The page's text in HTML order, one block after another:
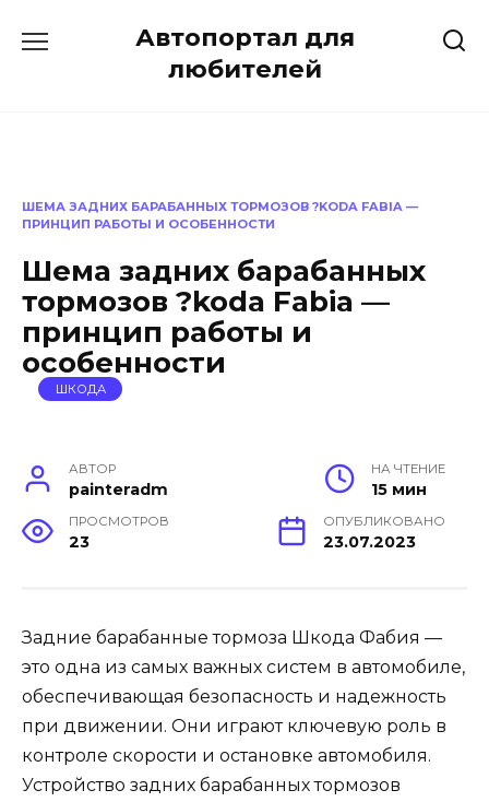
Автопортал для
любителей
ШЕМА ЗАДНИХ БАРАБАННЫХ ТОРМОЗОВ ?KODA FABIA —
ПРИНЦИП РАБОТЫ И ОСОБЕННОСТИ
Шема задних барабанных
тормозов ?koda Fabia —
принцип работы и
особенности
ШКОДА
АВТОР
painteradm
НА ЧТЕНИЕ
15 мин
ПРОСМОТРОВ
23
ОПУБЛИКОВАНО
23.07.2023
Задние барабанные тормоза Шкода Фабия —
это одна из самых важных систем в автомобиле,
обеспечивающая безопасность и надежность
при движении. Они играют ключевую роль в
контроле скорости и остановке автомобиля.
Устройство задних барабанных тормозов